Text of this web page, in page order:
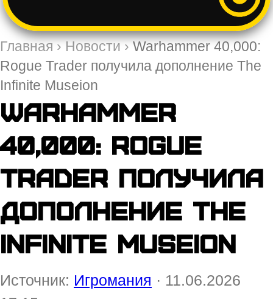
Главная›Новости›Warhammer 40,000:
Rogue Trader получила дополнение The
Infinite Museion
Warhammer
40,000: Rogue
Trader получила
дополнение The
Infinite Museion
Источник: Игромания · 11.06.2026